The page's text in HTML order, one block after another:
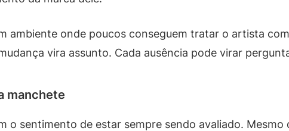
ambiente onde poucos conseguem tratar o artista
vira assunto. Cada ausência pode virar
manchete
o sentimento de estar sempre sendo avaliado. Mesmo